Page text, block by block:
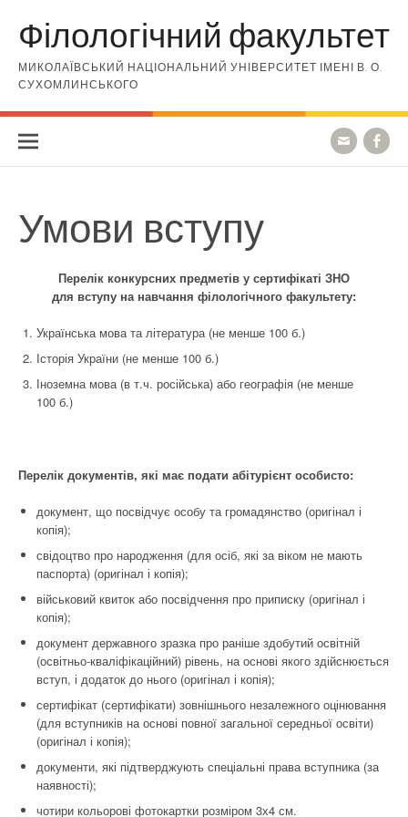
Філологічний факультет
МИКОЛАЇВСЬКИЙ НАЦІОНАЛЬНИЙ УНІВЕРСИТЕТ ІМЕНІ В. О.
СУХОМЛИНСЬКОГО
Умови вступу
Перелік конкурсних предметів у сертифікаті ЗНО
для вступу на навчання філологічного факультету:
Українська мова та література (не менше 100 б.)
Історія України (не менше 100 б.)
Іноземна мова (в т.ч. російська) або географія (не менше
100 б.)
Перелік документів, які має подати абітурієнт особисто:
документ, що посвідчує особу та громадянство (оригінал і
копія);
свідоцтво про народження (для осіб, які за віком не мають
паспорта) (оригінал і копія);
військовий квиток або посвідчення про приписку (оригінал і
копія);
документ державного зразка про раніше здобутий освітній
(освітньо-кваліфікаційний) рівень, на основі якого здійснюється
вступ, і додаток до нього (оригінал і копія);
сертифікат (сертифікати) зовнішнього незалежного оцінювання
(для вступників на основі повної загальної середньої освіти)
(оригінал і копія);
документи, які підтверджують спеціальні права вступника (за
наявності);
чотири кольорові фотокартки розміром 3х4 см.